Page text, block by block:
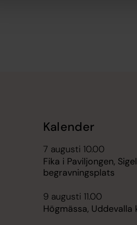
Kalender
7 augusti 10.00
Fika i Paviljongen,
begravningsplats
9 augusti 11.00
Högmässa, Uddevalla